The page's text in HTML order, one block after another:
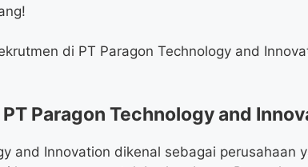
di PT Paragon Technology and
Paragon Technology and
and Innovation dikenal sebagai perusahaan